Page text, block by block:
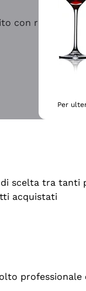
con rapidità e
scelta tra tanti
acquistati
Per